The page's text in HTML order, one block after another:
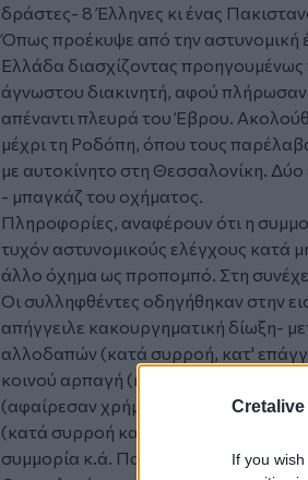
Cretalive
If you
δράστες- 8 Έλληνες κι ένας
Όπως προέκυψε από την αστυνομική
Ελλάδα διασχίζοντας
άγνωστου διακινητή, αφού
απέναντι πλευρά του Έβρου.
μέχρι τη Ροδόπη, όπου τους
με αυτοκίνητο στη Θεσσαλονίκη.
- μπαγκάζ του οχήματος.
Πληροφορίες, αναφέρουν ότι η
τυχόν αστυνομικούς ελέγχους κατά
άλλο όχημα ως προπομπό. Στη
Οι συλληφθέντες οδηγήθηκαν στην
απήγγειλε κακουργηματική δίωξη-
αλλοδαπών (κατά συρροή, κατ'
κοινού αρπαγή (κατά συρροή),
(αφαίρεσαν χρήματα που είχαν πάνω
(κατά συρροή και κατ'
συμμορία κ.ά. Παραπέμφθηκαν να